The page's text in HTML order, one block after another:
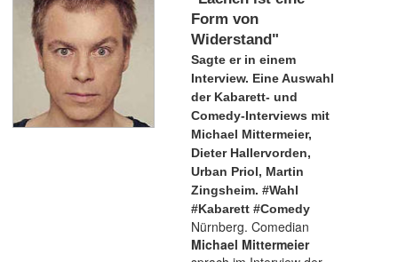
Form von
Widerstand"
Sagte er in einem
Interview. Eine Auswahl
der Kabarett- und
Comedy-Interviews mit
Michael Mittermeier,
Dieter Hallervorden,
Urban Priol, Martin
Zingsheim. #Wahl
#Kabarett #Comedy
Nürnberg. Comedian
Michael Mittermeier